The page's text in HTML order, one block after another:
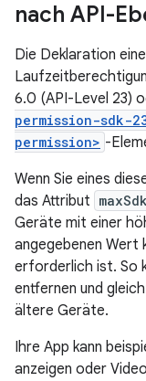
nach API-
Die Deklaration
6.0 (API-Level 23)
permission-sdk-
permission> -
Wenn Sie eines
das Attribut
Geräte mit einer
angegebenen Wert
erforderlich ist. So
entfernen und
ältere Geräte.
Ihre App kann
anzeigen oder